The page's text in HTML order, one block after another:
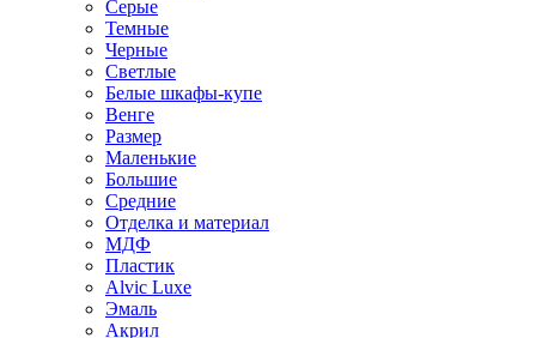
Серые
Темные
Черные
Светлые
Белые шкафы-купе
Венге
Размер
Маленькие
Большие
Средние
Отделка и материал
МДФ
Пластик
Alvic Luxe
Эмаль
Акрил